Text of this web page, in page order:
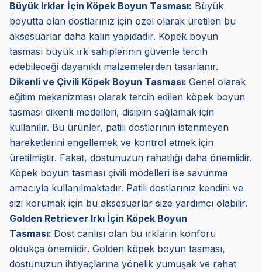
Büyük Irklar İçin Köpek Boyun Tasması: Büyük
boyutta olan dostlarınız için özel olarak üretilen bu
aksesuarlar daha kalın yapıdadır. Köpek boyun
tasması büyük ırk sahiplerinin güvenle tercih
edebileceği dayanıklı malzemelerden tasarlanır.
Dikenli ve Çivili Köpek Boyun Tasması: Genel olarak
eğitim mekanizması olarak tercih edilen köpek boyun
tasması dikenli modelleri, disiplin sağlamak için
kullanılır. Bu ürünler, patili dostlarının istenmeyen
hareketlerini engellemek ve kontrol etmek için
üretilmiştir. Fakat, dostunuzun rahatlığı daha önemlidir.
Köpek boyun tasması çivili modelleri ise savunma
amacıyla kullanılmaktadır. Patili dostlarınız kendini ve
sizi korumak için bu aksesuarlar size yardımcı olabilir.
Golden Retriever Irkı İçin Köpek Boyun
Tasması: Dost canlısı olan bu ırkların konforu
oldukça önemlidir. Golden köpek boyun tasması,
dostunuzun ihtiyaçlarına yönelik yumuşak ve rahat